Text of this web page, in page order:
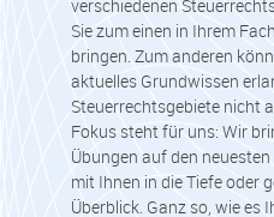
verschiedenen
Sie zum einen in Ihrem
bringen. Zum anderen
aktuelles Grundwissen
Steuerrechtsgebiete nicht
Fokus steht für uns: Wir
Übungen auf den
mit Ihnen in die Tiefe oder
Überblick. Ganz so, wie es